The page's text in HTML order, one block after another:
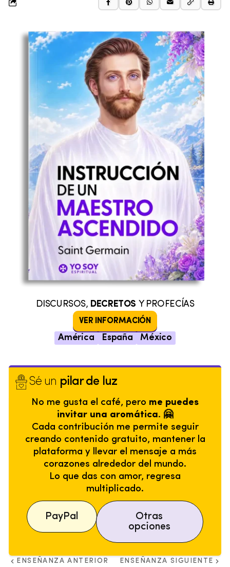
DISCURSOS, DECRETOS Y PROFECÍAS
VER INFORMACIÓN
América España México
Sé un pilar de luz
No me gusta el café, pero me puedes
invitar una aromática. 🤗
Cada contribución me permite seguir
creando contenido gratuito, mantener la
plataforma y llevar el mensaje a más
corazones alrededor del mundo.
Lo que das con amor, regresa
multiplicado.
PayPal
Otras
opciones
ENSEÑANZA ANTERIOR ENSEÑANZA SIGUIENTE